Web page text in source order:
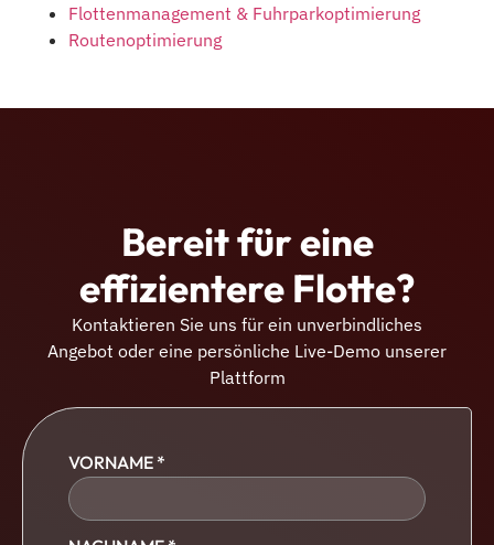
Flottenmanagement & Fuhrparkoptimierung
Routenoptimierung
Bereit für eine
effizientere Flotte?
Kontaktieren Sie uns für ein unverbindliches
Angebot oder eine persönliche Live-Demo unserer
Plattform
VORNAME *